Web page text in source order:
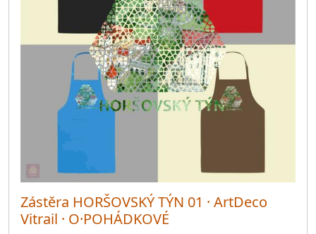
Zástěra HORŠOVSKÝ TÝN 01 · ArtDeco
Vitrail · O·POHÁDKOVÉ